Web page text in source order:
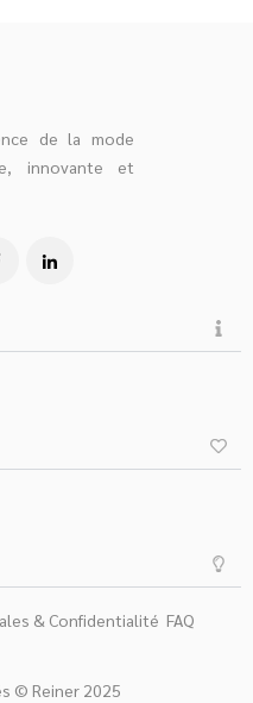
de la mode
innovante et
& Confidentialité FAQ
© Reiner 2025